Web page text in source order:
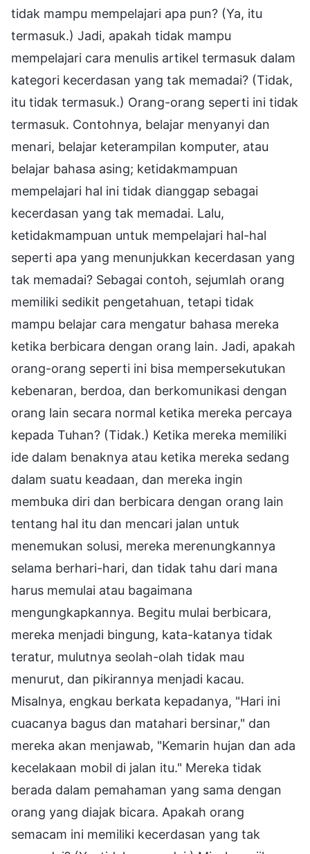
tidak mampu mempelajari apa pun? (Ya, itu
termasuk.) Jadi, apakah tidak mampu
mempelajari cara menulis artikel termasuk dalam
kategori kecerdasan yang tak memadai? (Tidak,
itu tidak termasuk.) Orang-orang seperti ini tidak
termasuk. Contohnya, belajar menyanyi dan
menari, belajar keterampilan komputer, atau
belajar bahasa asing; ketidakmampuan
mempelajari hal ini tidak dianggap sebagai
kecerdasan yang tak memadai. Lalu,
ketidakmampuan untuk mempelajari hal-hal
seperti apa yang menunjukkan kecerdasan yang
tak memadai? Sebagai contoh, sejumlah orang
memiliki sedikit pengetahuan, tetapi tidak
mampu belajar cara mengatur bahasa mereka
ketika berbicara dengan orang lain. Jadi, apakah
orang-orang seperti ini bisa mempersekutukan
kebenaran, berdoa, dan berkomunikasi dengan
orang lain secara normal ketika mereka percaya
kepada Tuhan? (Tidak.) Ketika mereka memiliki
ide dalam benaknya atau ketika mereka sedang
dalam suatu keadaan, dan mereka ingin
membuka diri dan berbicara dengan orang lain
tentang hal itu dan mencari jalan untuk
menemukan solusi, mereka merenungkannya
selama berhari-hari, dan tidak tahu dari mana
harus memulai atau bagaimana
mengungkapkannya. Begitu mulai berbicara,
mereka menjadi bingung, kata-katanya tidak
teratur, mulutnya seolah-olah tidak mau
menurut, dan pikirannya menjadi kacau.
Misalnya, engkau berkata kepadanya, "Hari ini
cuacanya bagus dan matahari bersinar," dan
mereka akan menjawab, "Kemarin hujan dan ada
kecelakaan mobil di jalan itu." Mereka tidak
berada dalam pemahaman yang sama dengan
orang yang diajak bicara. Apakah orang
semacam ini memiliki kecerdasan yang tak